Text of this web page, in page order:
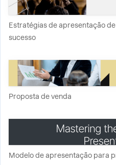
Estratégias de apresentação
sucesso
Proposta de venda
Modelo de apresentação para